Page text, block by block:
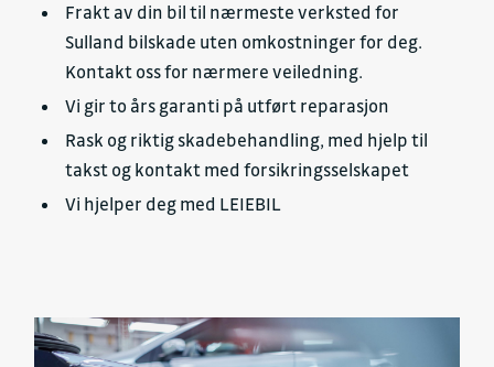
Frakt av din bil til nærmeste verksted for
Sulland bilskade uten omkostninger for deg.
Kontakt oss for nærmere veiledning.
Vi gir to års garanti på utført reparasjon
Rask og riktig skadebehandling, med hjelp til
takst og kontakt med forsikringsselskapet
Vi hjelper deg med LEIEBIL